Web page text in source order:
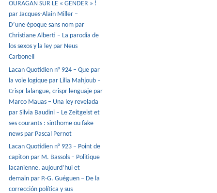
OURAGAN SUR LE « GENDER » !
par Jacques-Alain Miller –
D’une époque sans nom par
Christiane Alberti – La parodia de
los sexos y la ley par Neus
Carbonell
Lacan Quotidien n° 924 – Que par
la voie logique par Lilia Mahjoub –
Crispr lalangue, crispr lenguaje par
Marco Mauas – Una ley revelada
par Silvia Baudini – Le Zeitgeist et
ses courants : sinthome ou fake
news par Pascal Pernot
Lacan Quotidien n° 923 – Point de
capiton par M. Bassols – Politique
lacanienne, aujourd’hui et
demain par P.-G. Guéguen – De la
corrección política y sus